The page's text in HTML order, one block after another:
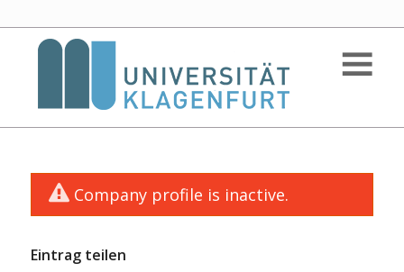
Company profile is inactive.
Eintrag teilen